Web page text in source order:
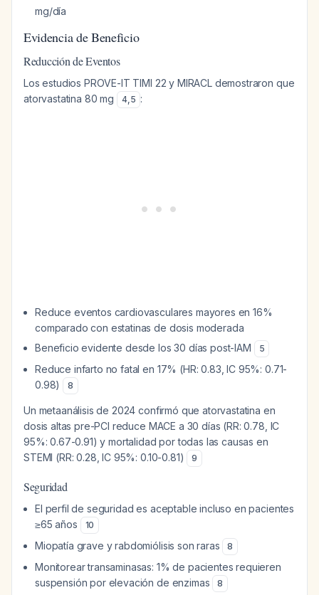
mg/día
Evidencia de Beneficio
Reducción de Eventos
Los estudios PROVE-IT TIMI 22 y MIRACL demostraron que
atorvastatina 80 mg
4,5 :
Reduce eventos cardiovasculares mayores en 16%
comparado con estatinas de dosis moderada
Beneficio evidente desde los 30 días post-IAM
5
Reduce infarto no fatal en 17% (HR: 0.83, IC 95%: 0.71-
0.98)
8
Un metaanálisis de 2024 confirmó que atorvastatina en
dosis altas pre-PCI reduce MACE a 30 días (RR: 0.78, IC
95%: 0.67-0.91) y mortalidad por todas las causas en
STEMI (RR: 0.28, IC 95%: 0.10-0.81)
9
Seguridad
El perfil de seguridad es aceptable incluso en pacientes
≥65 años
10
Miopatía grave y rabdomiólisis son raras 8
Monitorear transaminasas: 1% de pacientes requieren
suspensión por elevación de enzimas
8